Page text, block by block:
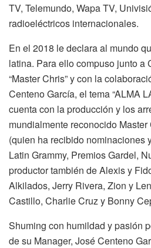
TV, Telemundo, Wapa TV,
radioeléctricos internacionales.
En el 2018 le declara al mundo
latina. Para ello compuso junto a
“Master Chris” y con la
Centeno García, el tema “ALMA
cuenta con la producción y los
mundialmente reconocido Master
(quien ha recibido nominaciones
Latin Grammy, Premios Gardel,
productor también de Alexis y
Alkilados, Jerry Rivera, Zion y
Castillo, Charlie Cruz y Bonny
Shuming con humildad y pasión
de su Manager, José Centeno